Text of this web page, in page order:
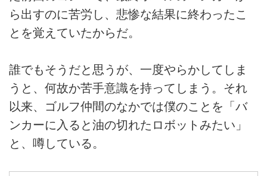
ら出すのに苦労し、悲惨な結果に終わったこ
とを覚えていたからだ。
誰でもそうだと思うが、一度やらかしてしま
うと、何故か苦手意識を持ってしまう。それ
以来、ゴルフ仲間のなかでは僕のことを「バ
ンカーに入ると油の切れたロボットみたい」
と、噂している。